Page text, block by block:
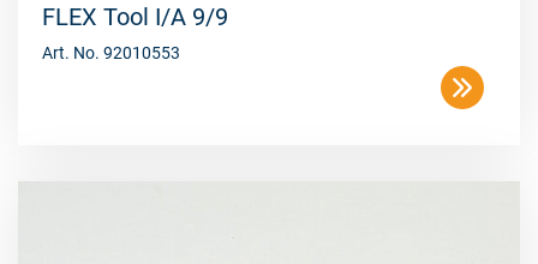
FLEX Tool I/A 9/9
Art. No. 92010553